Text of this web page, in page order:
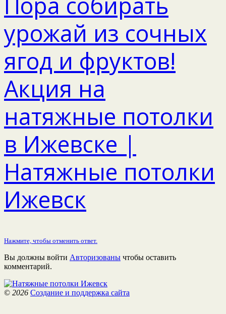
урожай из сочных
ягод и фруктов!
Акция на
натяжные потолки
в Ижевске |
Натяжные потолки
Ижевск
Нажмите, чтобы отменить ответ.
Вы должны войти Авторизованы чтобы оставить
комментарий.
© 2026 Создание и поддержка сайта